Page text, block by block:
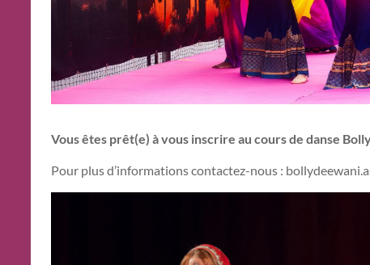
Vous êtes prêt(e) à vous inscrire au cours de danse
Pour plus d’informations contactez-nous :